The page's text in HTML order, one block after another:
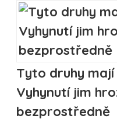
Tyto druhy mají
Vyhynutí jim
bezprostředně